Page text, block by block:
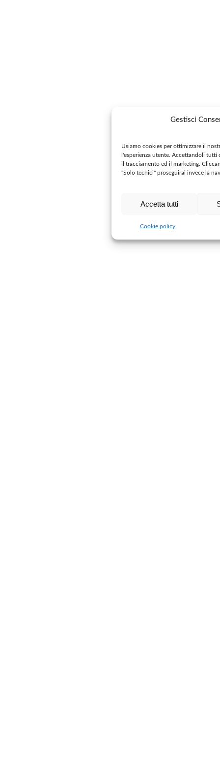
Gestisci
Usiamo cookies per ottimizzare il
l'esperienza utente. Accettandoli
il tracciamento ed il marketing.
"Solo tecnici" proseguirai invece la
Accetta tutti
Cookie policy